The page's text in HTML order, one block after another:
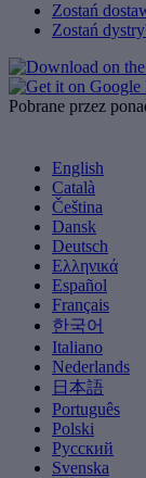
Zostań
Zostań
Pobrane przez
English
Català
Čeština
Dansk
Deutsch
Ελληνικά
Español
Français
한국어
Italiano
Nederlands
日本語
Português
Polski
Русский
Svenska